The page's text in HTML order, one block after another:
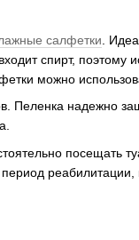
салфетки .
спирт, поэтому
можно
надежно
посещать
реабилитации,